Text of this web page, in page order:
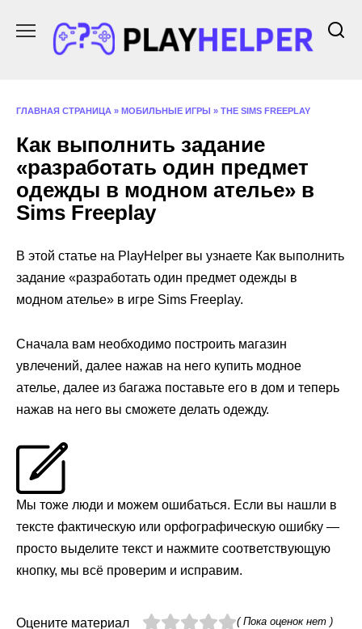
содержанию
ГЛАВНАЯ СТРАНИЦА » МОБИЛЬНЫЕ ИГРЫ » THE SIMS FREEPLAY
Как выполнить задание
«разработать один предмет
одежды в модном ателье» в
Sims Freeplay
В этой статье на PlayHelper вы узнаете Как выполнить
задание «разработать один предмет одежды в
модном ателье» в игре Sims Freeplay.
Сначала вам необходимо построить магазин
увлечений, далее нажав на него купить модное
ателье, далее из багажа поставьте его в дом и теперь
нажав на него вы сможете делать одежду.
Мы тоже люди и можем ошибаться. Если вы нашли в
тексте фактическую или орфографическую ошибку —
просто выделите текст и нажмите соответствующую
кнопку, мы всё проверим и исправим.
Оцените материал ( Пока оценок нет )